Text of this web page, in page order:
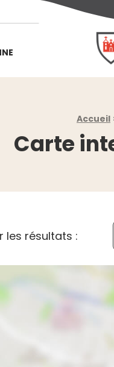
Accueil
Carte
les résultats :